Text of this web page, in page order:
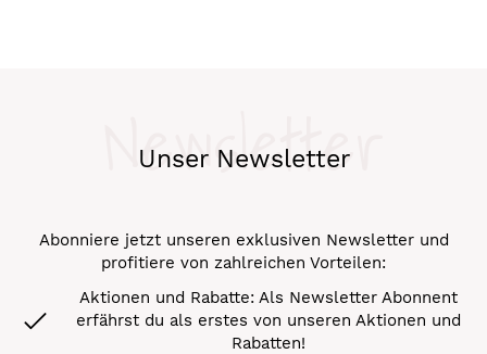
Unser Newsletter
Newsletter
Abonniere jetzt unseren exklusiven Newsletter und
profitiere von zahlreichen Vorteilen:
Aktionen und Rabatte: Als Newsletter Abonnent
erfährst du als erstes von unseren Aktionen und
Rabatten!